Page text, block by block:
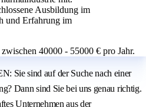
Ausbildung im
und Erfahrung im
40000 - 55000 € pro Jahr.
Sie sind auf der Suche nach einer
Dann sind Sie bei uns genau richtig.
Unternehmen aus der